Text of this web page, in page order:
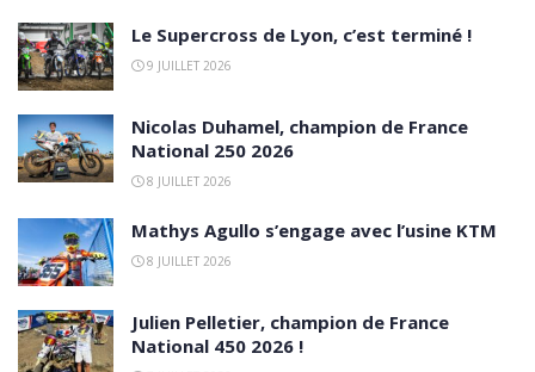
Le Supercross de Lyon, c’est terminé !
9 JUILLET 2026
Nicolas Duhamel, champion de France
National 250 2026
8 JUILLET 2026
Mathys Agullo s’engage avec l’usine KTM
8 JUILLET 2026
Julien Pelletier, champion de France
National 450 2026 !